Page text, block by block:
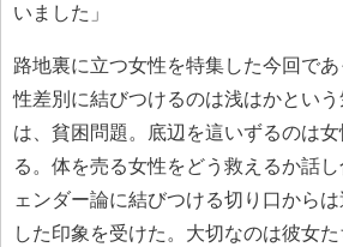
いました」
路地裏に立つ女性を特集した今回で
性差別に結びつけるのは浅はかとい
は、貧困問題。底辺を這いずるのは
る。体を売る女性をどう救えるか話
ェンダー論に結びつける切り口から
した印象を受けた。大切なのは彼女